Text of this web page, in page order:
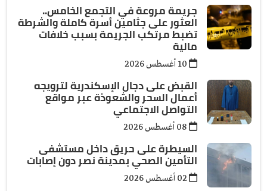
جريمة مروعة في التجمع الخامس..
العثور على جثامين أسرة كاملة والشرطة
تضبط مرتكب الجريمة بسبب خلافات
مالية
القبض على دجال الإسكندرية لترويجه
أعمال السحر والشعوذة عبر مواقع
التواصل الاجتماعي
السيطرة على حريق داخل مستشفى
التأمين الصحي بمدينة نصر دون إصابات